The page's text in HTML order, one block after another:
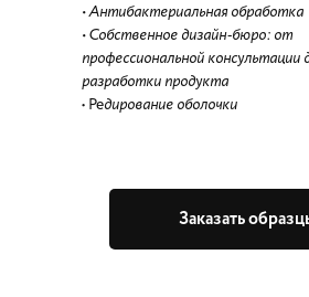
• Антибактериальная обработка
• Собственное дизайн-бюро: от
профессиональной консультации
разработки продукта
• Редирование оболочки
Заказать